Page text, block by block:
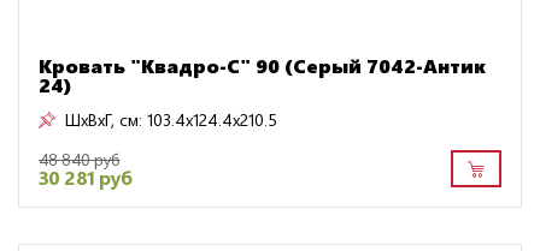
Кровать "Квадро-С" 90 (Серый 7042-Антик
24)
ШxВxГ, см: 103.4x124.4x210.5
48 840 руб
30 281 руб